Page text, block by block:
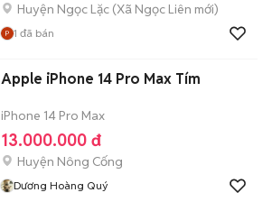
Huyện Ngọc Lặc (Xã Ngọc Liên mới)
1 đã bán
Apple iPhone 14 Pro Max Tím
iPhone 14 Pro Max
13.000.000 đ
Huyện Nông Cống
Dương Hoàng Quý